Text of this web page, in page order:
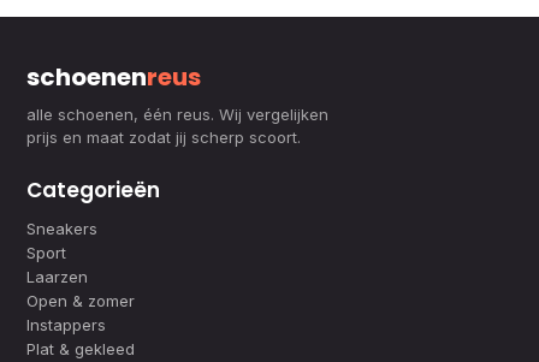
schoenenreus
alle schoenen, één reus. Wij vergelijken
prijs en maat zodat jij scherp scoort.
Categorieën
Sneakers
Sport
Laarzen
Open & zomer
Instappers
Plat & gekleed